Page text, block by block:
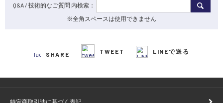
Q&A / 技術的なご質問 内検索：
※全角スペースは使用できません
SHARE TWEET LINEで送る
特定商取引法に基づく表記